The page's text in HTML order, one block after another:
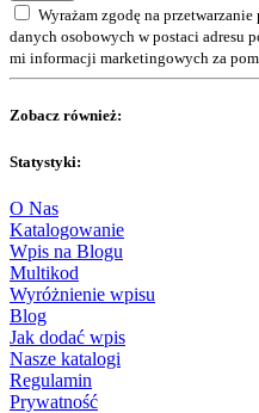
Wyrażam zgodę na przetwarzanie
danych osobowych w postaci adresu
mi informacji marketingowych za
Zobacz również:
Statystyki:
O Nas
Katalogowanie
Wpis na Blogu
Multikod
Wyróżnienie wpisu
Blog
Jak dodać wpis
Nasze katalogi
Regulamin
Prywatność